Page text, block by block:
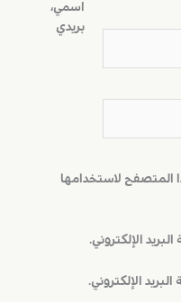
اسمي،
بريدي
المتصفح لاستخدامها
الإلكتروني.
الإلكتروني.